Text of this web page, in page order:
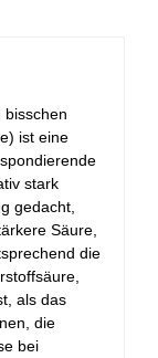
bisschen
ist eine
stark
gedacht,
Säure,
die
als das
die
bei